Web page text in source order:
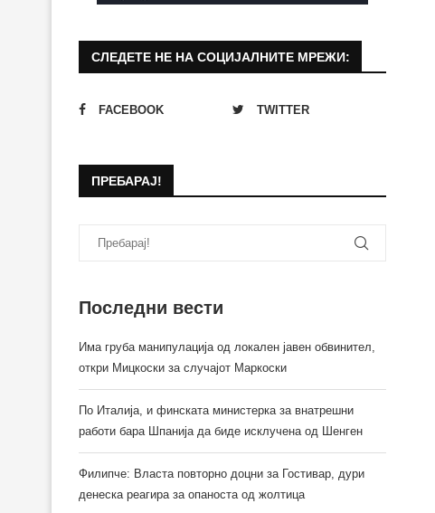
СЛЕДЕТЕ НЕ НА СОЦИЈАЛНИТЕ МРЕЖИ:
FACEBOOK TWITTER
ПРЕБАРАЈ!
Последни вести
Има груба манипулација од локален јавен обвинител,
откри Мицкоски за случајот Маркоски
По Италија, и финската министерка за внатрешни
работи бара Шпанија да биде исклучена од Шенген
Филипче: Власта повторно доцни за Гостивар, дури
денеска реагира за опаноста од жолтица